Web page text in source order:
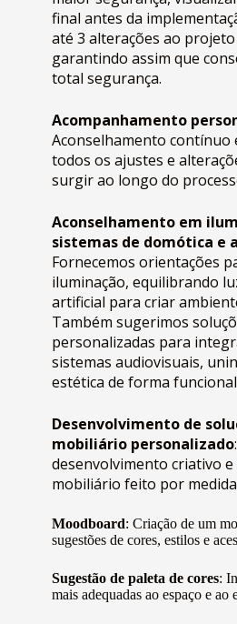
final antes da
até 3 alterações ao
garantindo assim que
total segurança.
Acompanhamento
Aconselhamento contínuo
todos os ajustes e
surgir ao longo do
Aconselhamento em
sistemas de domótica e
Fornecemos orientações
iluminação, equilibrando
artificial para criar
Também sugerimos
personalizadas para
sistemas audiovisuais,
estética de forma
Desenvolvimento de
mobiliário personalizado
desenvolvimento criativo e
mobiliário feito por
Moodboard: Criação de um
sugestões de cores, estilos e
Sugestão de paleta de cores:
mais adequadas ao espaço e ao